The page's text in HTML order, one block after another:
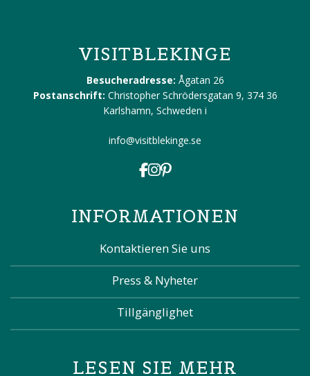
VISITBLEKINGE
Besucheradresse: Ågatan 26
Postanschrift: Christopher Schrödersgatan 9, 374 36
Karlshamn, Schweden i
info@visitblekinge.se
INFORMATIONEN
Kontaktieren Sie uns
Press & Nyheter
Tillgänglighet
LESEN SIE MEHR